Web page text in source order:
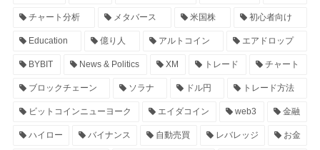
チャート分析 メタバース 米国株 初心者向け
Education 億り人 アルトコイン エアドロップ
BYBIT News & Politics XM トレード チャート
ブロックチェーン ソラナ ドル円 トレード方法
ビットコインニューヨーク エイダコイン web3 金融
ハイロー バイナンス 自動売買 レバレッジ お金